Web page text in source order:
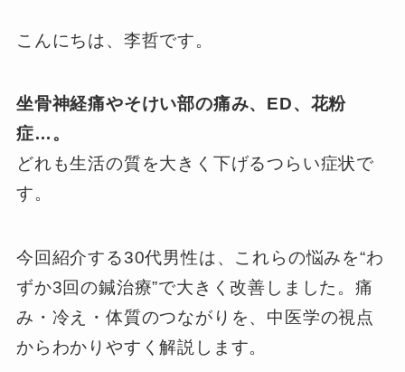
こんにちは、李哲です。
坐骨神経痛やそけい部の痛み、ED、花粉
症…。
どれも生活の質を大きく下げるつらい症状で
す。
今回紹介する30代男性は、これらの悩みを“わ
ずか3回の鍼治療”で大きく改善しました。痛
み・冷え・体質のつながりを、中医学の視点
からわかりやすく解説します。